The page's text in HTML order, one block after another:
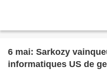
6 mai: Sarkozy
informatiques US de